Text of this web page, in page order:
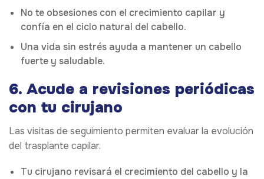
No te obsesiones con el crecimiento capilar y
confía en el ciclo natural del cabello.
Una vida sin estrés ayuda a mantener un cabello
fuerte y saludable.
6. Acude a revisiones periódicas
con tu cirujano
Las visitas de seguimiento permiten evaluar la evolución
del trasplante capilar.
Tu cirujano revisará el crecimiento del cabello y la